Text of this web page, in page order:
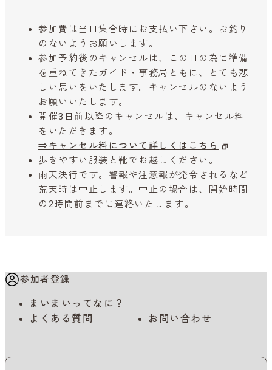
参加費は当日集合時にお支払い下さい。お釣り
のないようお願いします。
参加予約後のキャンセルは、この日の為に準備
を重ねてきたガイド・事務局ともに、とても悲
しい思いをいたします。キャンセルのないよう
お願いいたします。
開催3日前以降のキャンセルは、キャンセル料
をいただきます。
⇒キャンセル料について詳しくはこちら
歩きやすい服装と靴でお越しください。
雨天決行です。警報や注意報が発令されるなど
荒天時は中止します。中止の場合は、開始時間
の2時間前までに連絡いたします。
参加者登録
まいまいってなに？
よくある質問
お問い合わせ